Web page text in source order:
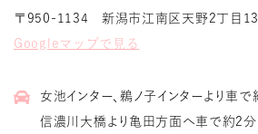
〒950-1134 新潟市江南区天野2丁目
Googleマップで見る
女池インター、鵜ノ子インターより車
信濃川大橋より亀田方面へ車で約2分